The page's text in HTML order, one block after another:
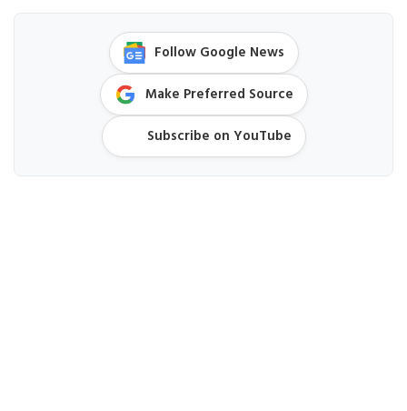
Follow Google News
Make Preferred Source
Subscribe on YouTube